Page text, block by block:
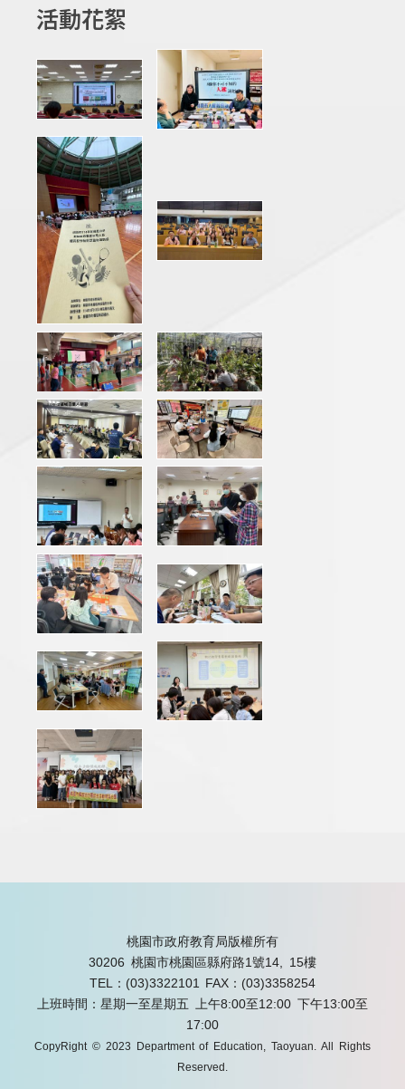
活動花絮
桃園市政府教育局版權所有
30206 桃園市桃園區縣府路1號14, 15樓
TEL：(03)3322101
FAX：(03)3358254
上班時間：星期一至星期五 上午8:00至12:00 下午13:00至
17:00
CopyRight © 2023 Department of Education, Taoyuan. All Rights
Reserved.